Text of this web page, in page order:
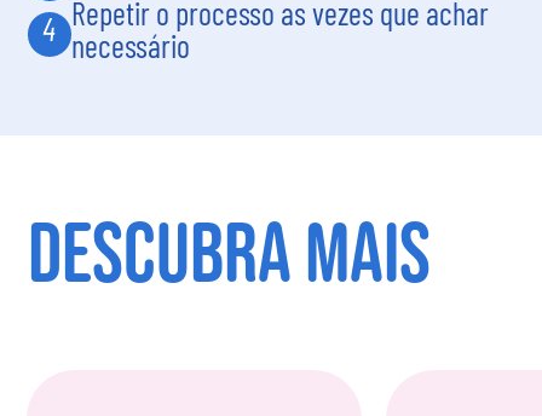
4 Repetir o processo as vezes que achar
necessário
DESCUBRA MAIS